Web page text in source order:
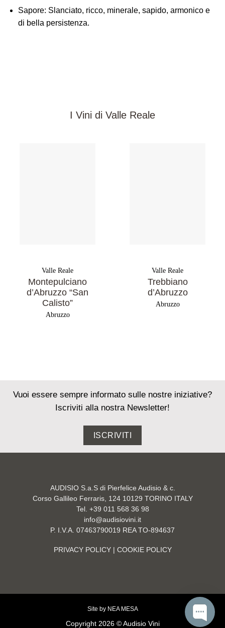
Sapore: Slanciato, ricco, minerale, sapido, armonico e
di bella persistenza.
I Vini di Valle Reale
Valle Reale
Montepulciano
d’Abruzzo “San
Calisto”
Abruzzo
Valle Reale
Trebbiano
d’Abruzzo
Abruzzo
Vuoi essere sempre informato sulle nostre iniziative?
Iscriviti alla nostra Newsletter!
ISCRIVITI
AUDISIO S.a.S di Pierfelice Audisio & c.
Corso Gallileo Ferraris, 124 10129 TORINO ITALY
Tel. +39 011 568 36 98
info@audisiovini.it
P. I.V.A. 07463790019 REA TO-894637
PRIVACY POLICY| COOKIE POLICY
Site by NEA MESA
Copyright 2026 © Audisio Vini